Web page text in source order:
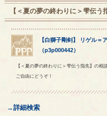
【＜夏の夢の終わりに＞雫伝う
【白獅子剛剣 】 リゲル＝
（p3p000442）
【＜夏の夢の終わりに＞雫伝う指先】の相
ご自由にどうぞ！
→詳細検索